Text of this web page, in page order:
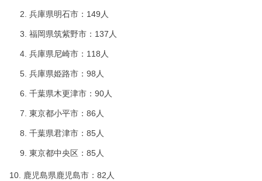
兵庫県明石市：149人
福岡県筑紫野市：137人
兵庫県尼崎市：118人
兵庫県姫路市：98人
千葉県木更津市：90人
東京都小平市：86人
千葉県君津市：85人
東京都中央区：85人
10. 鹿児島県鹿児島市：82人